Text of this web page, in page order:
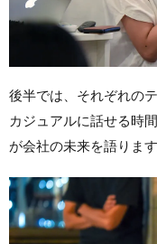
後半では、それぞれの
カジュアルに話せる時
が会社の未来を語ります